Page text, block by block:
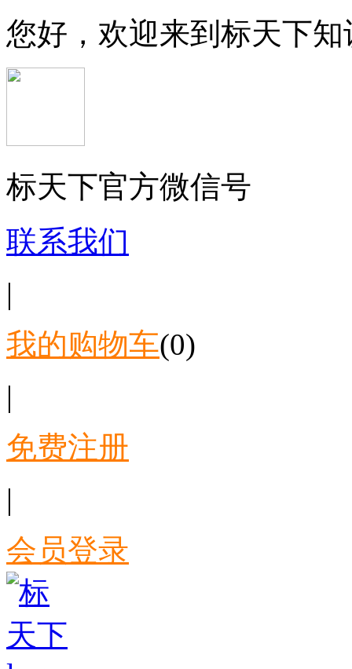
您好，欢迎来到标天下
标天下官方微信号
联系我们
|
我的购物车(0)
|
免费注册
|
会员登录